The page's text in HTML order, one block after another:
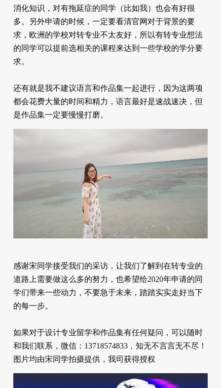
消化知识，对有拖延症的同学（比如我）也会有好很
多。另外申请的时候，一定要看清官网对于背景的要
求，欧洲的学校对转专业不太友好，所以有转专业想法
的同学可以提前选相关的课程来达到一些学校的学分要
求。
还有就是我不建议语言和作品集一起进行，因为这两项
都会花费大量的时间和精力，语言最好是速战速决，但
是作品集一定要慢慢打磨。
感谢宋同学接受我们的采访，让我们了解到在转专业的
道路上需要做这么多的努力，也希望给2020年申请的同
学们带来一些动力，不要急于未来，踏踏实实走好当下
的每一步。
如果对于设计专业留学和作品集有任何疑问，可以随时
和我们联系，微信：13718574833，知无不言言无不尽！
图片均由宋同学拍摄提供，我司获得授权